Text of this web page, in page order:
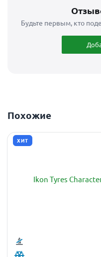
Будьте первым, кто
Похожие
ХИТ